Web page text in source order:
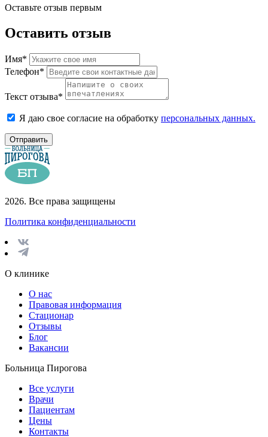
Оставьте отзыв первым
Оставить отзыв
Имя*
Телефон*
Текст отзыва*
Я даю свое согласие на обработку персональных данных.
Отправить
2026. Все права защищены
Политика конфиденциальности
О клинике
О нас
Правовая информация
Стационар
Отзывы
Блог
Вакансии
Больница Пирогова
Все услуги
Врачи
Пациентам
Цены
Контакты